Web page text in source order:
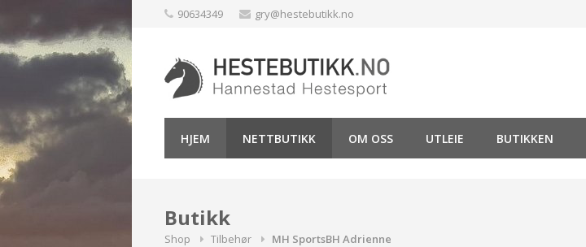
to
content
90634349 gry@hestebutikk.no
HJEM NETTBUTIKK OM OSS UTLEIE BUTIKKEN
Butikk
Shop Tilbehør MH SportsBH Adrienne